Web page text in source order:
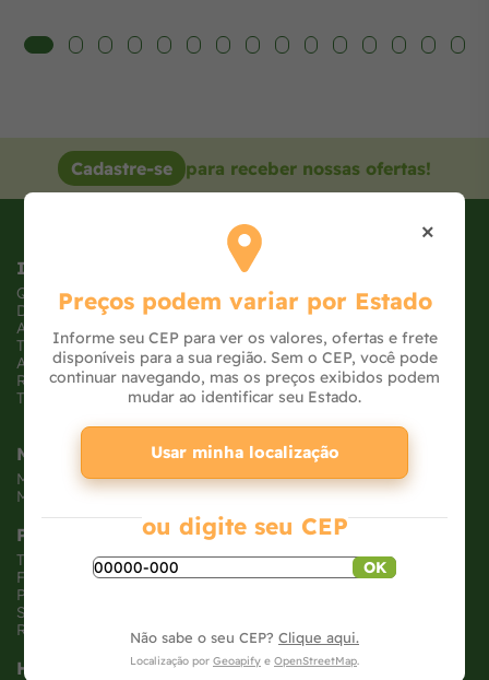
Cadastre-se para receber nossas ofertas!
Institucional
Quem somos
Dúvidas frequentes
Atendimento
Trabalhe conosco
Ajude uma ONG
Receba Ofertas
Tabloide de Ofertas
Minha Conta
Meus pedidos
Meus dados
Políticas
Trocas e devoluções
Formas de pagamento
Políticas de entrega
Segurança e privacidade
Relatório Transparência Salarial
Horários
×
Preços podem variar por Estado
Informe seu CEP para ver os valores, ofertas e frete
disponíveis para a sua região. Sem o CEP, você pode
continuar navegando, mas os preços exibidos podem
mudar ao identificar seu Estado.
Usar minha localização
ou digite seu CEP
OK
Não sabe o seu CEP? Clique aqui.
Localização por Geoapify e OpenStreetMap